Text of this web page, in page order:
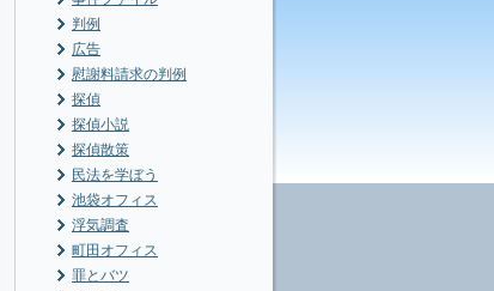
判例
広告
慰謝料請求の判例
探偵
探偵小説
探偵散策
民法を学ぼう
池袋オフィス
浮気調査
町田オフィス
罪とバツ